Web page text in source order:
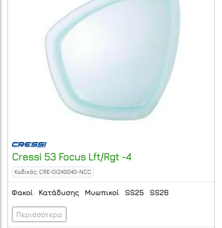
Cressi 53 Focus Lft/Rgt -4
Κωδικός: CRE-DI240040-NCC
Φακοί Κατάδυσης Μυωπικοί SS25 SS26
Περισσότερα